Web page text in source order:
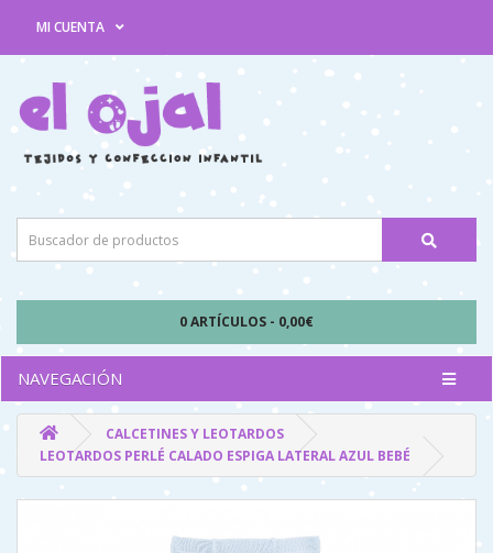
MI CUENTA
0 ARTÍCULOS - 0,00€
NAVEGACIÓN
CALCETINES Y LEOTARDOS
LEOTARDOS PERLÉ CALADO ESPIGA LATERAL AZUL BEBÉ